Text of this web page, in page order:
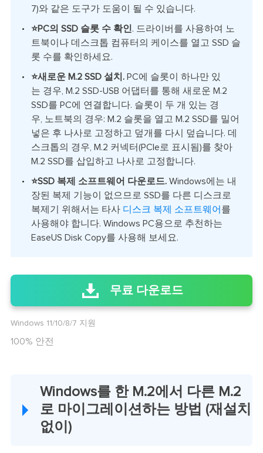
7)와 같은 도구가 도움이 될 수 있습니다.
⭐PC의 SSD 슬롯 수 확인. 드라이버를 사용하여 노
트북이나 데스크톱 컴퓨터의 케이스를 열고 SSD 슬
롯 수를 확인하세요.
⭐새로운 M.2 SSD 설치.PC에 슬롯이 하나만 있
는 경우, M.2 SSD-USB 어댑터를 통해 새로운 M.2
SSD를 PC에 연결합니다. 슬롯이 두 개 있는 경
우, 노트북의 경우: M.2 슬롯을 열고 M.2 SSD를 밀어
넣은 후 나사로 고정하고 덮개를 다시 덮습니다. 데
스크톱의 경우, M.2 커넥터(PCIe로 표시됨)를 찾아
M.2 SSD를 삽입하고 나사로 고정합니다.
⭐SSD 복제 소프트웨어 다운로드.Windows에는 내
장된 복제 기능이 없으므로 SSD를 다른 디스크로
복제기 위해서는 타사 디스크 복제 소프트웨어 를
사용해야 합니다. Windows PC용으로 추천하는
EaseUS Disk Copy를 사용해 보세요.
무료 다운로드
Windows 11/10/8/7 지원
100% 안전
Windows를 한 M.2에서 다른 M.2
로 마이그레이션하는 방법 (재설치
없이)